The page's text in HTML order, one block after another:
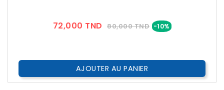
72,000 TND Prix
80,000 TND -10% Prix
AJOUTER AU PANIER